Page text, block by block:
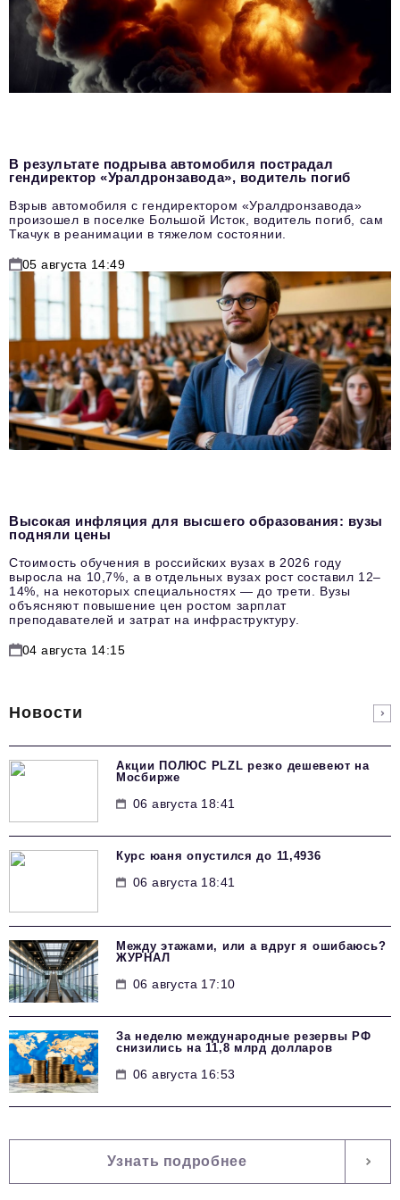
В результате подрыва автомобиля пострадал
гендиректор «Уралдронзавода», водитель погиб
Взрыв автомобиля с гендиректором «Уралдронзавода»
произошел в поселке Большой Исток, водитель погиб, сам
Ткачук в реанимации в тяжелом состоянии.
05 августа 14:49
Высокая инфляция для высшего образования: вузы
подняли цены
Стоимость обучения в российских вузах в 2026 году
выросла на 10,7%, а в отдельных вузах рост составил 12–
14%, на некоторых специальностях — до трети. Вузы
объясняют повышение цен ростом зарплат
преподавателей и затрат на инфраструктуру.
04 августа 14:15
Новости
Акции ПОЛЮС PLZL резко дешевеют на
Мосбирже
06 августа 18:41
Курс юаня опустился до 11,4936
06 августа 18:41
Между этажами, или а вдруг я ошибаюсь?
ЖУРНАЛ
06 августа 17:10
За неделю международные резервы РФ
снизились на 11,8 млрд долларов
06 августа 16:53
Узнать подробнее